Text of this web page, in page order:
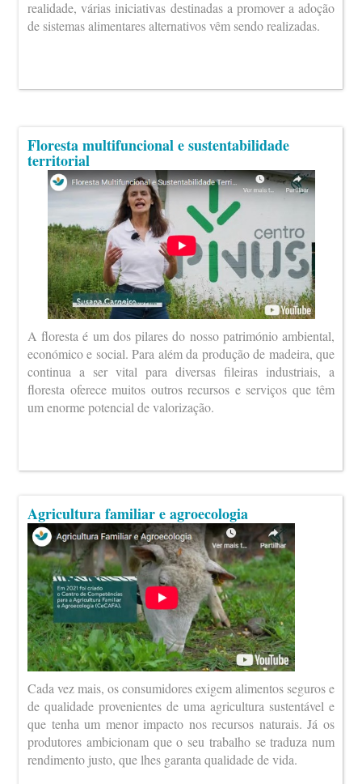
realidade, várias iniciativas destinadas a promover a adoção
de sistemas alimentares alternativos vêm sendo realizadas.
Floresta multifuncional e sustentabilidade
territorial
A floresta é um dos pilares do nosso património ambiental,
económico e social. Para além da produção de madeira, que
continua a ser vital para diversas fileiras industriais, a
floresta oferece muitos outros recursos e serviços que têm
um enorme potencial de valorização.
Agricultura familiar e agroecologia
Cada vez mais, os consumidores exigem alimentos seguros e
de qualidade provenientes de uma agricultura sustentável e
que tenha um menor impacto nos recursos naturais. Já os
produtores ambicionam que o seu trabalho se traduza num
rendimento justo, que lhes garanta qualidade de vida.